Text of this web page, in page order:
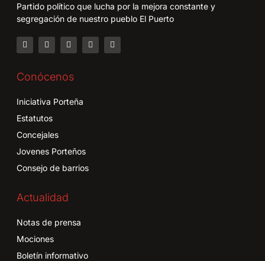
Partido político que lucha por la mejora constante y
segregación de nuestro pueblo El Puerto
Conócenos
Iniciativa Porteña
Estatutos
Concejales
Jovenes Porteños
Consejo de barrios
Actualidad
Notas de prensa
Mociones
Boletín informativo